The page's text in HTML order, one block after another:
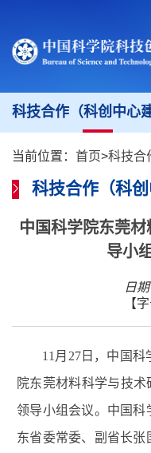
科技合作（科创中心
当前位置： 首页>科技合
科技合作（科创
中国科学院东莞
导小
日
【
11月27日，中国
院东莞材料科学与技
领导小组会议。中国科
东省委常委、副省长